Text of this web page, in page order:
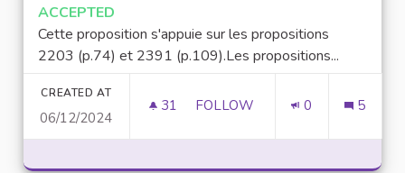
ACCEPTED
Cette proposition s'appuie sur les propositions
2203 (p.74) et 2391 (p.109).Les propositions...
CREATED AT
06/12/2024
31 31 FOLLOWERS
FOLLOW 0 5